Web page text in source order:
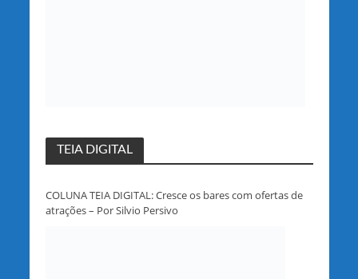
TEIA DIGITAL
COLUNA TEIA DIGITAL: Cresce os bares com ofertas de
atrações – Por Silvio Persivo